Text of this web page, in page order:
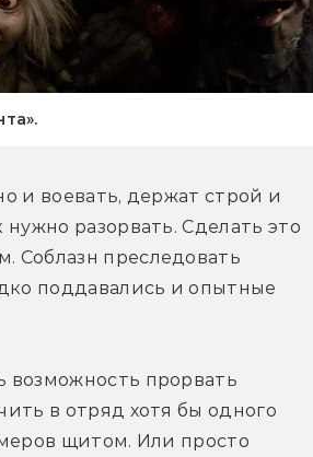
и воевать, держат строй и
разорвать. Сделать это
Соблазн преследовать
поддавались и опытные
прорвать
в отряд хотя бы одного
щитом. Или просто